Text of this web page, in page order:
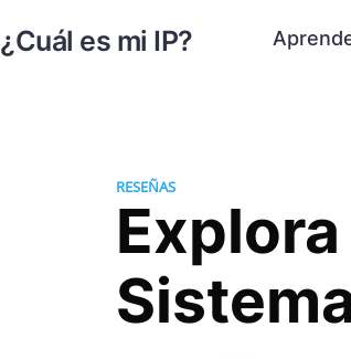
¿Cuál es mi IP?
RESEÑAS